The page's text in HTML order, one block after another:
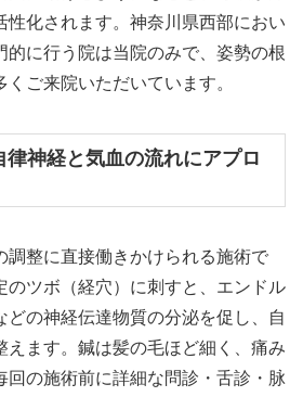
性化されます。神奈川県西部におい
的に行う院は当院のみで、姿勢の根
ご来院いただいています。
神経と気血の流れにアプロ
調整に直接働きかけられる施術で
のツボ（経穴）に刺すと、エンドル
どの神経伝達物質の分泌を促し、自
えます。鍼は髪の毛ほど細く、痛み
回の施術前に詳細な問診・舌診・脉